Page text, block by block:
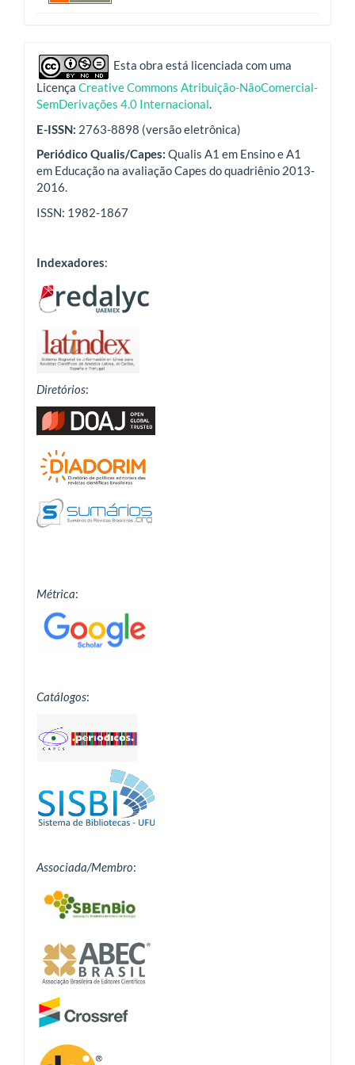
indexadoresEsta obra está licenciada com uma
Licença Creative Commons Atribuição-NãoComercial-
SemDerivações 4.0 Internacional.
E-ISSN: 2763-8898 (versão eletrônica)
Periódico Qualis/Capes: Qualis A1 em Ensino e A1
em Educação na avaliação Capes do quadriênio 2013-
2016.
ISSN: 1982-1867
Indexadores:
Diretórios:
Métrica:
Catálogos:
Associada/Membro: